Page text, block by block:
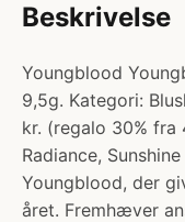
Beskrivelse
Youngblood
9,5g. Kategori:
kr. (regalo 30% fra
Radiance,
Youngblood, der
året. Fremhæver